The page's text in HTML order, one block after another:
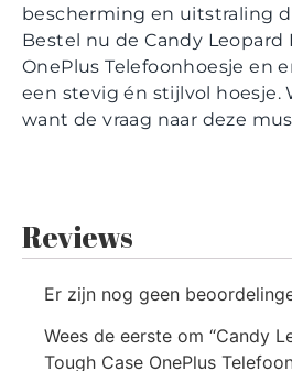
bescherming en uitstraling
Bestel nu de Candy Leopard
OnePlus Telefoonhoesje en
een stevig én stijlvol hoesje.
want de vraag naar deze
Reviews
Er zijn nog geen
Wees de eerste om “Candy
Tough Case OnePlus